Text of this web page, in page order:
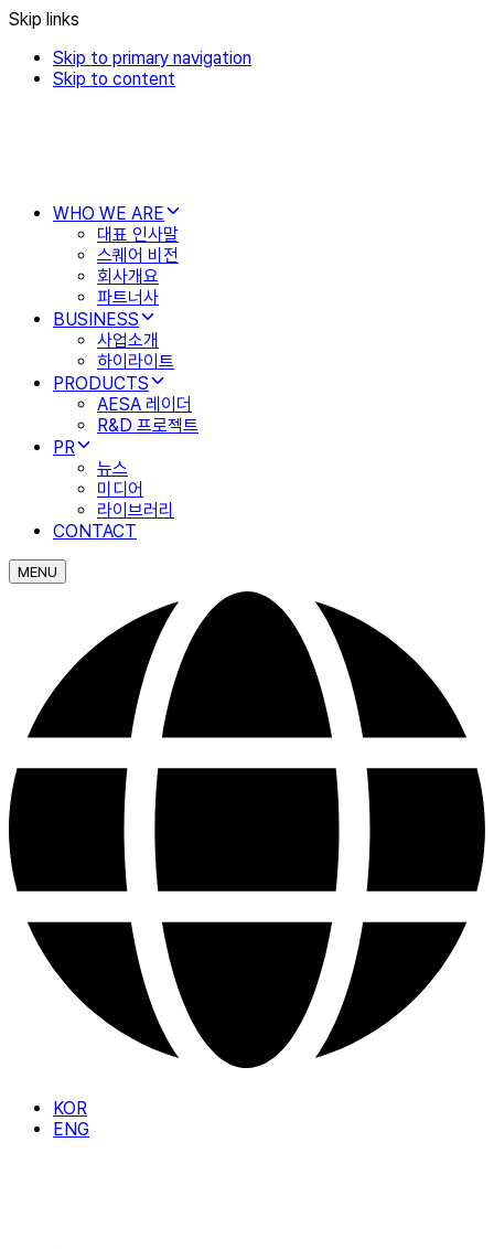
Skip links
Skip to primary navigation
Skip to content
WHO WE ARE
대표 인사말
스퀘어 비전
회사개요
파트너사
BUSINESS
사업소개
하이라이트
PRODUCTS
AESA 레이더
R&D 프로젝트
PR
뉴스
미디어
라이브러리
CONTACT
MENU
KOR
ENG